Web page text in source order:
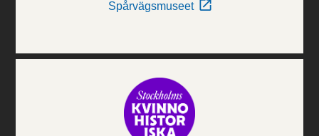
Spårvägsmuseet